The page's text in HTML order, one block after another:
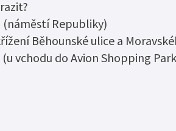
majetku
(náměstí Republiky)
Běhounské ulice a
vchodu do Avion Shopping